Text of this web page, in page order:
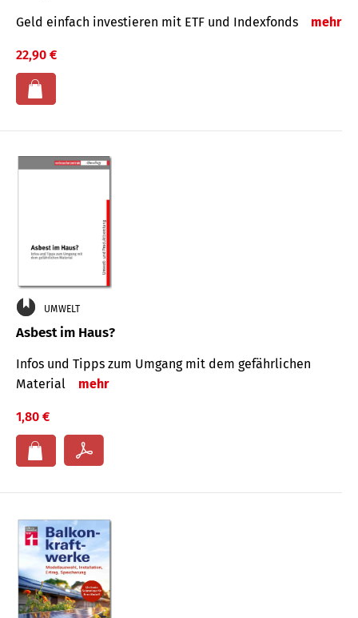
Geld einfach investieren mit ETF und Indexfonds mehr
22,90 €
UMWELT
Asbest im Haus?
Infos und Tipps zum Um­gang mit dem ge­fähr­lichen
Mate­rial
mehr
1,80 €